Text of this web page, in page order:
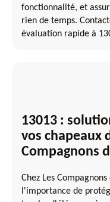
fonctionnalité, et
rien de temps.
évaluation rapide à
13013 :
vos chapeaux
Compagnons
Chez Les
l'importance de